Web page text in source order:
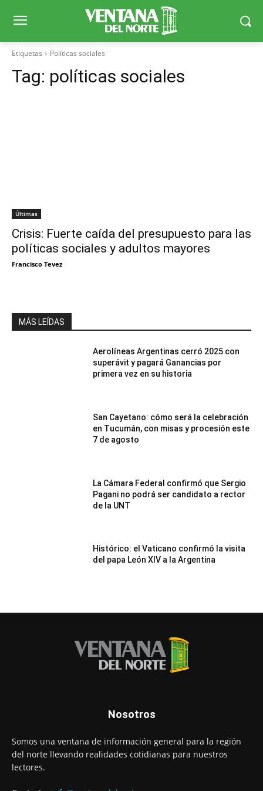
Etiquetas Políticas sociales
Tag: políticas sociales
Últimas
Crisis: Fuerte caída del presupuesto para las
políticas sociales y adultos mayores
Francisco Tevez
MÁS LEÍDAS
Aerolíneas Argentinas cerró 2025 con
superávit y pagará Ganancias por
primera vez en su historia
San Cayetano: cómo será la celebración
en Tucumán, con misas y procesión este
7 de agosto
La Cámara Federal confirmó que Sergio
Pagani no podrá ser candidato a rector
de la UNT
Histórico: el Vaticano confirmó la visita
del papa León XIV a la Argentina
Nosotros
Somos una ventana de información general para la región
del norte llevando realidades cotidianas para nuestros
lectores.